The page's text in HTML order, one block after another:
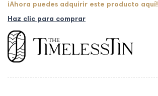
¡Ahora puedes adquirir este producto aquí!
Haz clic para comprar